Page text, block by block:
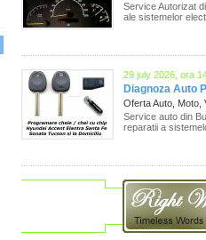
Service Autorizat
ale sistemelor
29 july 2026, ora
Diagnoza Auto
Oferta Auto, Moto,
Service auto din
reparatii a